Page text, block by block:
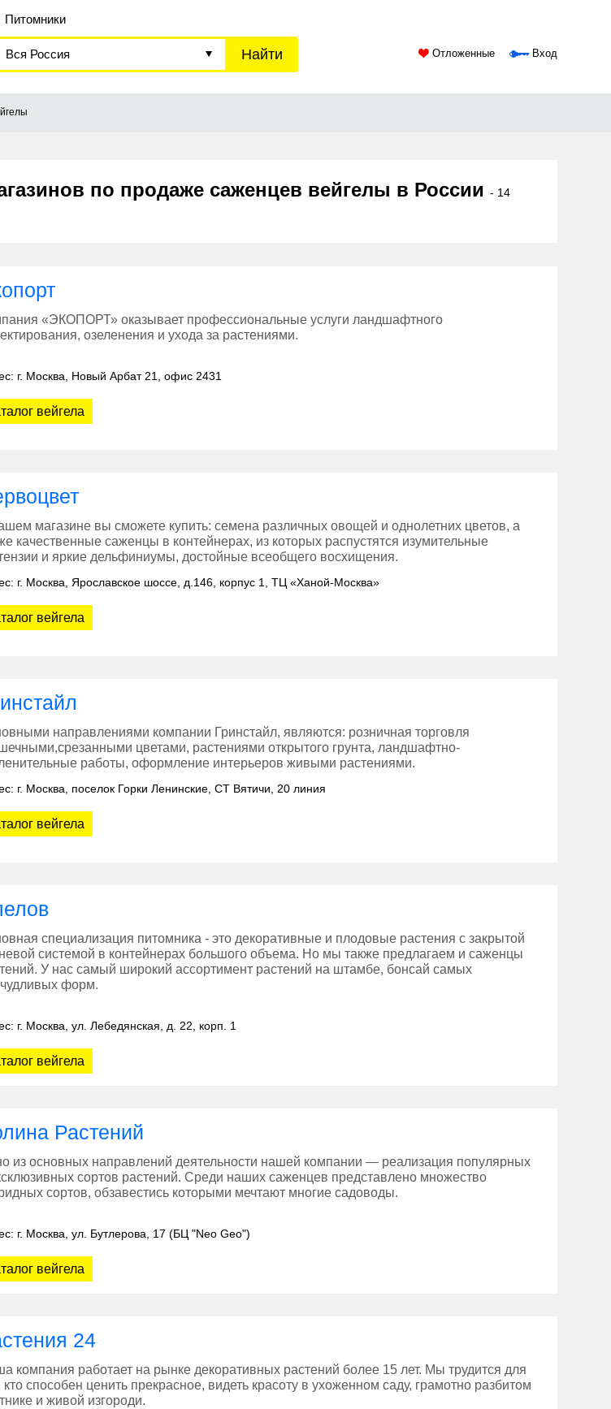
Питомники
Вся Россия Найти Отложенные Вход
по продаже саженцев вейгелы в России - 14
«ЭКОПОРТ» оказывает профессиональные услуги ландшафтного
озеленения и ухода за растениями.
г. Москва, Новый Арбат 21, офис 2431
вейгела
магазине вы сможете купить: семена различных овощей и однолетних цветов, а
качественные саженцы в контейнерах, из которых распустятся изумительные
и яркие дельфиниумы, достойные всеобщего восхищения.
г. Москва, Ярославское шоссе, д.146, корпус 1, ТЦ «Ханой-Москва»
вейгела
направлениями компании Гринстайл, являются: розничная торговля
цветами, растениями открытого грунта, ландшафтно-
работы, оформление интерьеров живыми растениями.
г. Москва, поселок Горки Ленинские, СТ Вятичи, 20 линия
вейгела
специализация питомника - это декоративные и плодовые растения с закрытой
системой в контейнерах большого объема. Но мы также предлагаем и саженцы
У нас самый широкий ассортимент растений на штамбе, бонсай самых
форм.
г. Москва, ул. Лебедянская, д. 22, корп. 1
вейгела
Растений
из основных направлений деятельности нашей компании — реализация популярных
сортов растений. Среди наших саженцев представлено множество
сортов, обзавестись которыми мечтают многие садоводы.
г. Москва, ул. Бутлерова, 17 (БЦ "Neo Geo")
вейгела
24
компания работает на рынке декоративных растений более 15 лет. Мы трудится для
кто способен ценить прекрасное, видеть красоту в ухоженном саду, грамотно разбитом
и живой изгороди.